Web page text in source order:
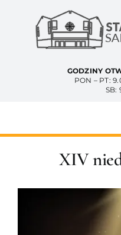
zawartości
GODZINY
PON – PT:
SB:
Aktualności
XIV